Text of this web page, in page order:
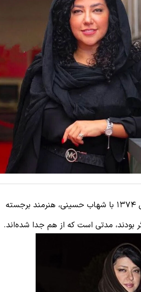
پریچهر قنبری، که متولد سال ۱۳۵۹ است، در سال ۱۳۷۴ با شهاب حسینی، هنرمند برجسته
بودند، مدتی است که از هم جدا شده‌اند.